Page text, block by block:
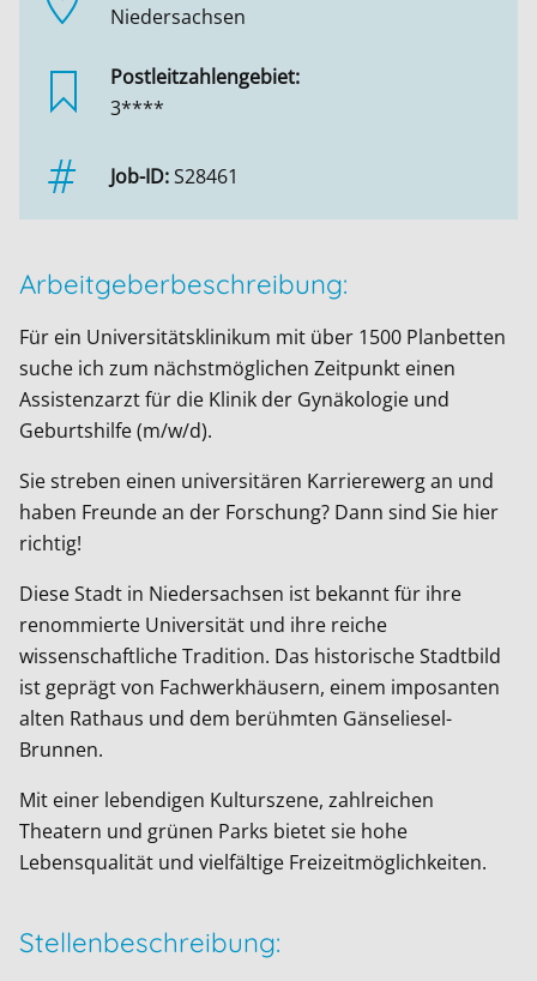
Niedersachsen
Postleitzahlengebiet:
3****
Job-ID:S28461
Arbeitgeberbeschreibung:
Für ein Universitätsklinikum mit über 1500 Planbetten
suche ich zum nächstmöglichen Zeitpunkt einen
Assistenzarzt für die Klinik der Gynäkologie und
Geburtshilfe (m/w/d).
Sie streben einen universitären Karrierewerg an und
haben Freunde an der Forschung? Dann sind Sie hier
richtig!
Diese Stadt in Niedersachsen ist bekannt für ihre
renommierte Universität und ihre reiche
wissenschaftliche Tradition. Das historische Stadtbild
ist geprägt von Fachwerkhäusern, einem imposanten
alten Rathaus und dem berühmten Gänseliesel-
Brunnen.
Mit einer lebendigen Kulturszene, zahlreichen
Theatern und grünen Parks bietet sie hohe
Lebensqualität und vielfältige Freizeitmöglichkeiten.
Stellenbeschreibung: